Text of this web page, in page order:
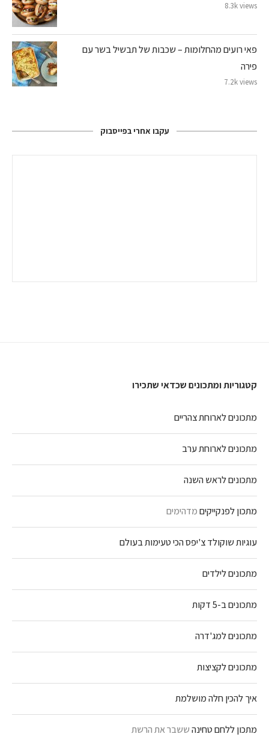
8.3k views
פאי רועים מהחלומות – שכבות של תבשיל בשר עם
פירה
7.2k views
עקבו אחרי בפייסבוק
קטגוריות ומתכונים שכדאי שתכירו
מתכונים לארוחת צהריים
מתכונים לארוחת ערב
מתכונים לראש השנה
מתכון לפנקייקיםמדהימים
עוגיות שוקולד צ'יפס הכי טעימות בעולם
מתכונים לילדים
מתכונים ב-5 דקות
מתכונים למג'דרה
מתכונים לקציצות
איך להכין חלה מושלמת
מתכון ללחם טחינהששבר את הרשת